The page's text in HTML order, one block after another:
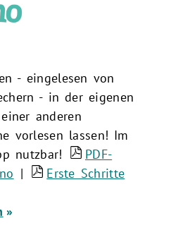
- eingelesen von
- in der eigenen
anderen
vorlesen lassen! Im
nutzbar!
PDF-
|
Erste Schritte